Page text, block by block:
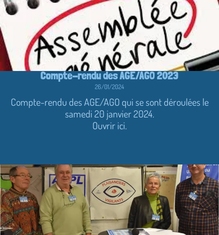
Compte-rendu des AGE/AGO 2023
26/01/2024
Compte-rendu des AGE/AGO qui se sont déroulées le
samedi 20 janvier 2024.
Ouvrir ici.